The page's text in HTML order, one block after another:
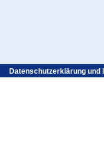
Datenschutzerklärung und